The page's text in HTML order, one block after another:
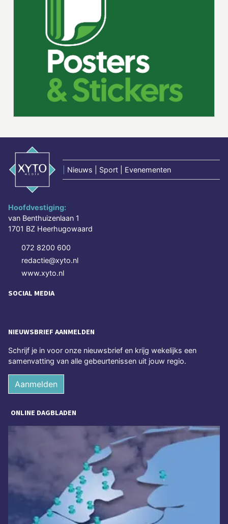
Nieuws | Sport | Evenementen
Hoofdvestiging:
van Benthuizenlaan 1
1701 BZ Heerhugowaard
072 8200 600
redactie@xyto.nl
www.xyto.nl
SOCIAL MEDIA
NIEUWSBRIEF AANMELDEN
Schrijf je in voor onze nieuwsbrief en krijg wekelijks een
samenvatting van alle gebeurtenissen uit jouw regio.
Aanmelden
ONLINE DAGBLADEN